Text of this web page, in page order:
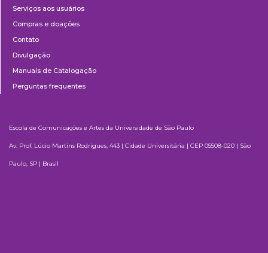
Serviços aos usuários
Compras e doações
Contato
Divulgação
Manuais de Catalogação
Perguntas frequentes
Escola de Comunicações e Artes da Universidade de São Paulo
Av. Prof. Lúcio Martins Rodrigues, 443 | Cidade Universitária | CEP 05508-020 | São
Paulo, SP | Brasil